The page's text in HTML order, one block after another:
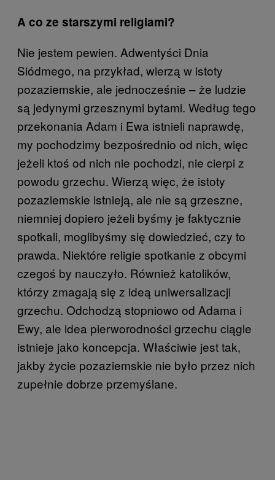
A co ze starszymi religiami?
Nie jestem pewien. Adwentyści Dnia
Siódmego, na przykład, wierzą w istoty
pozaziemskie, ale jednocześnie – że ludzie
są jedynymi grzesznymi bytami. Według tego
przekonania Adam i Ewa istnieli naprawdę,
my pochodzimy bezpośrednio od nich, więc
jeżeli ktoś od nich nie pochodzi, nie cierpi z
powodu grzechu. Wierzą więc, że istoty
pozaziemskie istnieją, ale nie są grzeszne,
niemniej dopiero jeżeli byśmy je faktycznie
spotkali, moglibyśmy się dowiedzieć, czy to
prawda. Niektóre religie spotkanie z obcymi
czegoś by nauczyło. Również katolików,
którzy zmagają się z ideą uniwersalizacji
grzechu. Odchodzą stopniowo od Adama i
Ewy, ale idea pierworodności grzechu ciągle
istnieje jako koncepcja. Właściwie jest tak,
jakby życie pozaziemskie nie było przez nich
zupełnie dobrze przemyślane.